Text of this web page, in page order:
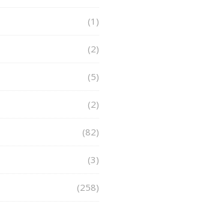
(1)
(2)
(5)
(2)
(82)
(3)
(258)